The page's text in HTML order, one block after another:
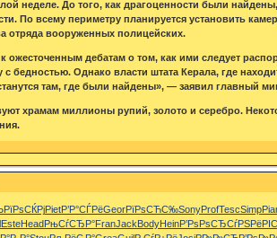
неделе. До того, как драгоценности были
По всему периметру планируется установить
отряда вооруженных полицейских.
ожесточенным дебатам о том, как ими следует
бедностью. Однако власти штата Керала, где
там, где были найдены», — заявил главный
храмам миллионы рупий, золото и серебро.
РїРѕСЌРјPietР’Р°СЃРёGeorРїРѕСЋС‰SonyProfTescSimp
EsteHeadРњСѓСЂР°FranJackBodyHeinР’РѕРѕСЂСѓРЅРёРІ